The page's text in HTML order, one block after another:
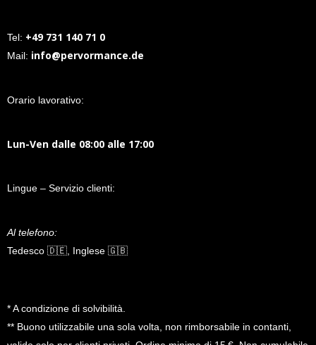
Tel: +49 731 140 71 0
Mail: info@pervormance.de
Orario lavorativo:
Lun-Ven dalle 08:00 alle 17:00
Lingue – Servizio clienti:
Al telefono:
Tedesco 🇩🇪, Inglese 🇬🇧
* A condizione di solvibilità.
** Buono utilizzabile una sola volta, non rimborsabile in contanti,